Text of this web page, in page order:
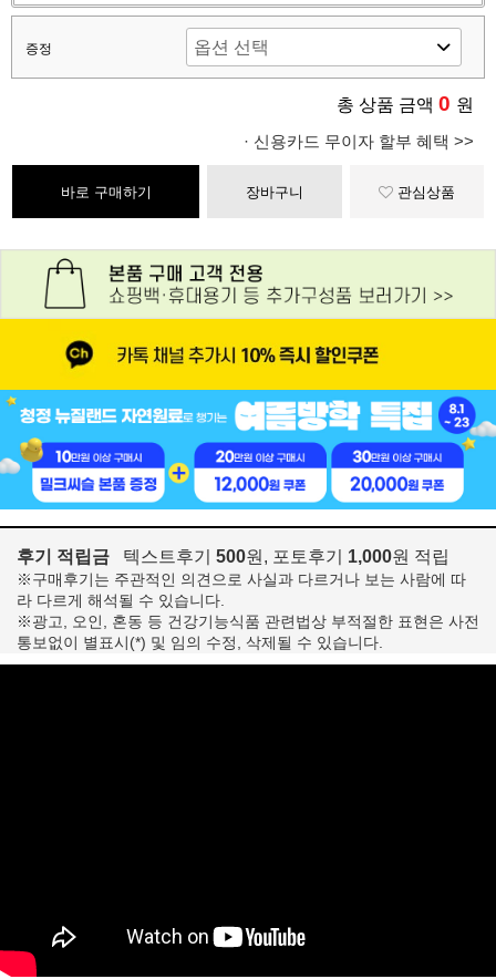
증정
총 상품 금액 0 원
· 신용카드 무이자 할부 혜택 >>
바로 구매하기 장바구니 관심상품
후기 적립금 텍스트후기 500원, 포토후기 1,000원 적립
※구매후기는 주관적인 의견으로 사실과 다르거나 보는 사람에 따
라 다르게 해석될 수 있습니다.
※광고, 오인, 혼동 등 건강기능식품 관련법상 부적절한 표현은 사전
통보없이 별표시(*) 및 임의 수정, 삭제될 수 있습니다.